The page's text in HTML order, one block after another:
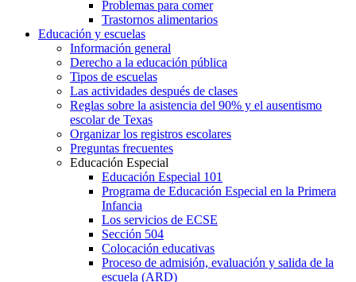
Problemas para comer
Trastornos alimentarios
Educación y escuelas
Información general
Derecho a la educación pública
Tipos de escuelas
Las actividades después de clases
Reglas sobre la asistencia del 90% y el ausentismo
escolar de Texas
Organizar los registros escolares
Preguntas frecuentes
Educación Especial
Educación Especial 101
Programa de Educación Especial en la Primera
Infancia
Los servicios de ECSE
Sección 504
Colocación educativas
Proceso de admisión, evaluación y salida de la
escuela (ARD)